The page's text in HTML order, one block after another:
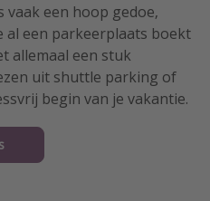
vaak een hoop gedoe,
al een parkeerplaats boekt
allemaal een stuk
uit shuttle parking of
begin van je vakantie.